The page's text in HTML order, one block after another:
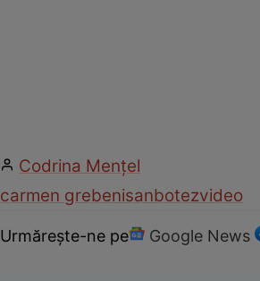
Codrina Mențel
carmen grebenisanbotezvideo
Urmărește-ne pe Google News